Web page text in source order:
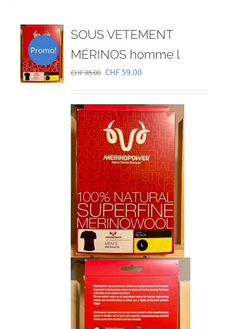
Promo!
SOUS VETEMENT
MÉRINOS homme l
CHF85.00 Le
initial
était :
CHF 85.00.
CHF 59.00
actuel
est :
CHF 59.00.